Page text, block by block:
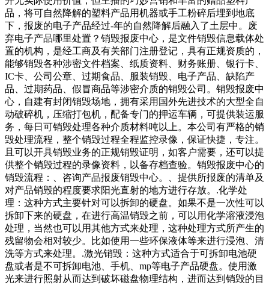
品，将可自然降解的塑料产品用机器或手工粉碎后埋到地底
下，报废的电子产品经过-年的自然降解后融入了土层中。废
弃电子产品哪里处置？销毁报废中心，是文件销毁信息载体处
置的机构，是经工商及有关部门注册登记，具有正规资质的，
能够销毁各种涉密文件档案、纸质资料、财务账册、银行卡、
IC卡、公司公章、过期食品、服装销毁、电子产品、缺陷产
品、过期药品、假冒商品等涉密介质的销毁公司。销毁报废中
心，自建有封闭销毁场地，拥有采用国外先进技术的大型全自
动破碎机，压缩打包机，配备专门的押运车辆，可提供装运服
务，每日可销毁处理各种介质材料吨以上。本公司有严格的销
毁处理流程，整个销毁过程全程监控录像，保证快捷，专注。
且可以开具销毁业务的正规销毁证明，如客户需要，还可以提
供整个销毁过程的录像资料，以备存档查验。销毁报废中心的
销毁流程：、咨询产品报废销毁中心。、提供所报废的清单及
对产品销毁的程度要求阳光直射的地方进行存放。.化学处
理：这种方式主要针对可以拆卸的硬盘。如果不是一次性可以
拆卸下来的硬盘，在进行高温销毁之前，可以用化学溶液浸泡
处理，当然也可以用其他方式来处理，这种处理方式所产生的
残留物会相对较少。比如使用一些环保液体等来进行浸泡、清
洗等方式来处理。.激光销毁：这种方式适合于可拆卸电池硬
盘或者是不可拆卸电池、手机、mp等电子产品硬盘。使用激
光来进行照射从而达到破坏磁盘物理结构，进而达到销毁的目